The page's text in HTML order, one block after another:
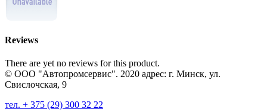
Reviews
There are yet no reviews for this product.
© ООО "Автопромсервис". 2020 адрес: г. Минск, ул.
Свислочская, 9
тел. + 375 (29) 300 32 22